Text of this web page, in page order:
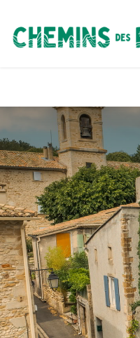
Chemins